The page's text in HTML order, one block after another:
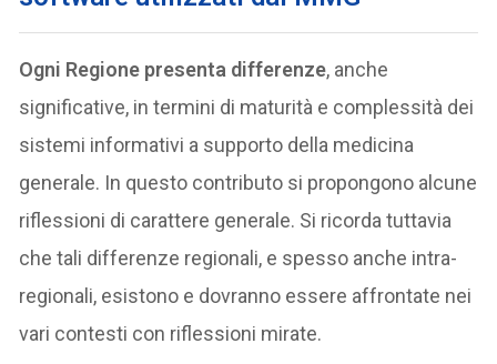
Ogni Regione presenta differenze, anche
significative, in termini di maturità e complessità dei
sistemi informativi a supporto della medicina
generale. In questo contributo si propongono alcune
riflessioni di carattere generale. Si ricorda tuttavia
che tali differenze regionali, e spesso anche intra-
regionali, esistono e dovranno essere affrontate nei
vari contesti con riflessioni mirate.